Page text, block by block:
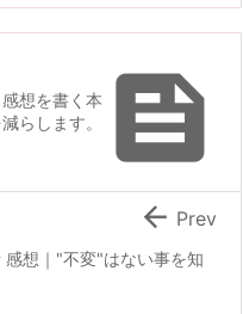

想を書く本
らします。
想｜"不変"はない事を知
 Prev